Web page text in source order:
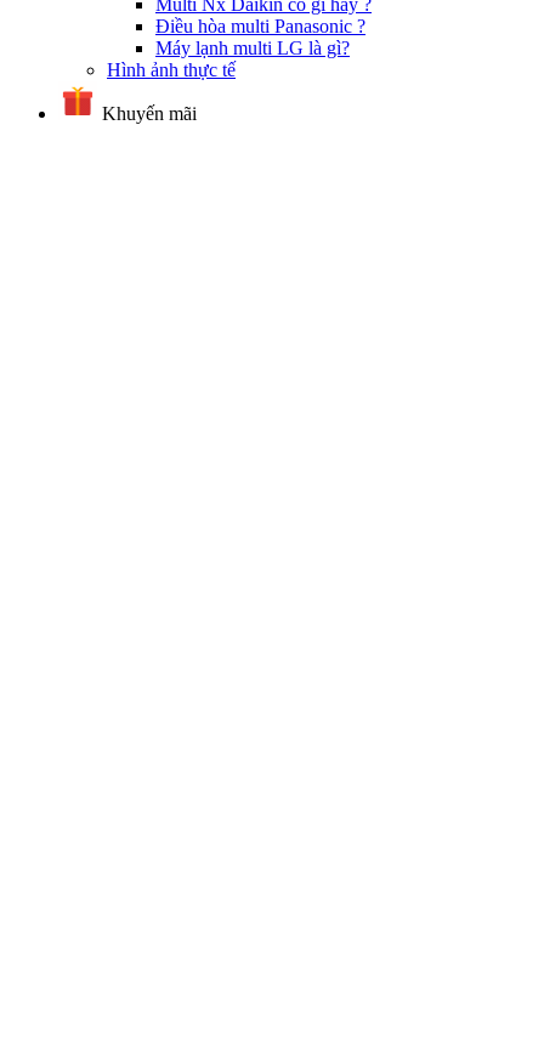
Multi Nx Daikin có gì hay ?
Điều hòa multi Panasonic ?
Máy lạnh multi LG là gì?
Hình ảnh thực tế
Khuyến mãi